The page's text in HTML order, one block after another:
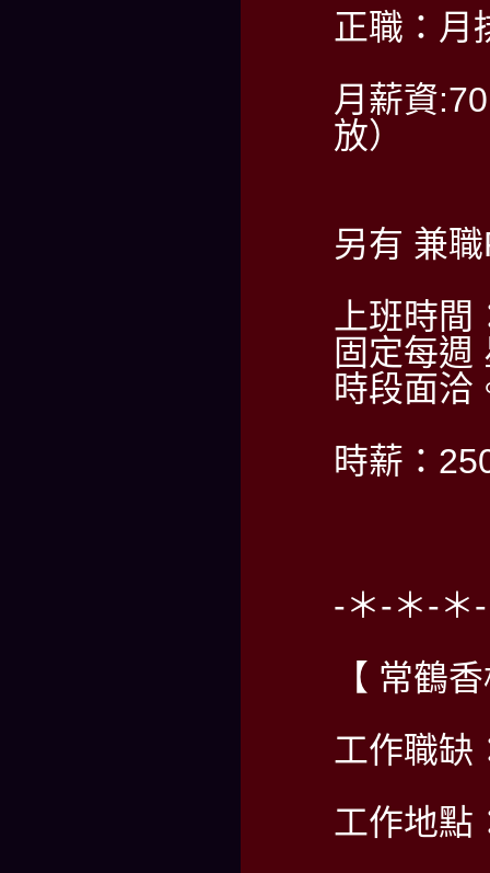
正職：月
月薪資
放）
另有 兼
上班時間
固定每週
時段面洽
時薪：
-＊-＊-＊
【 常鶴
工作職缺
工作地點